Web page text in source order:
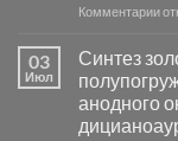
в
с
Комментариик
с
03
Июл
Синтез
анодного